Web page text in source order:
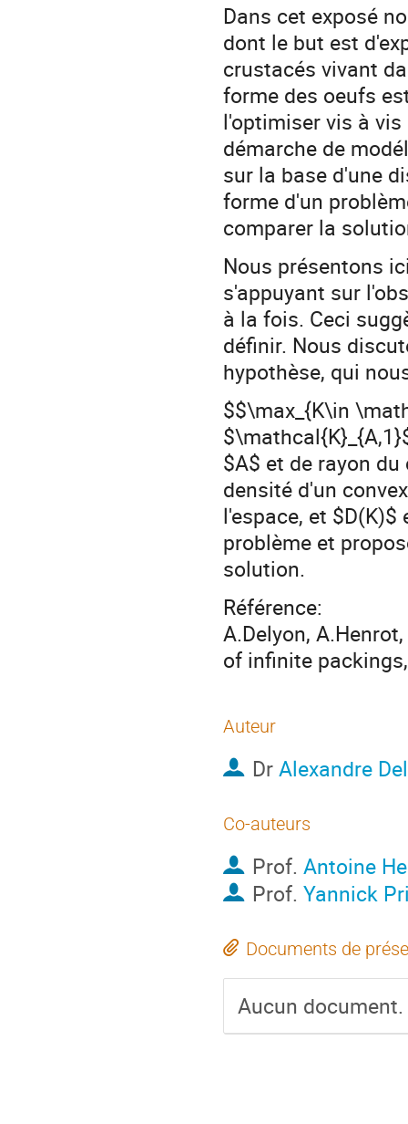
Dans cet exposé
dont le but est
crustacés vivant
forme des oeufs
l'optimiser vis à
démarche de
sur la base d'une
forme d'un
comparer la
Nous présentons
s'appuyant sur
à la fois. Ceci
définir. Nous
hypothèse, qui
$$\max_{K\in
$A$ et de rayon
densité d'un
l'espace, et
problème et
solution.
Référence:
A.Delyon,
of infinite
Auteur
DrAlexandre
Co-auteurs
Prof. Antoine
Prof. Yannick
Documents de
Aucun document.